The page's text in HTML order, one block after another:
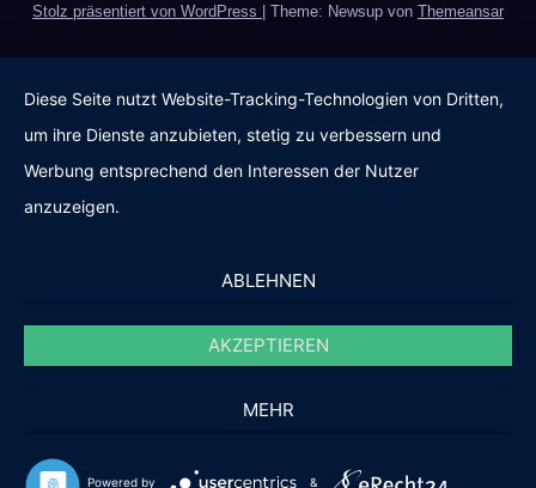
Stolz präsentiert von WordPress Theme: Newsup von Themeansar
Diese Seite nutzt Website-Tracking-Technologien von Dritten,
um ihre Dienste anzubieten, stetig zu verbessern und
Werbung entsprechend den Interessen der Nutzer
anzuzeigen.
ABLEHNEN
AKZEPTIEREN
MEHR
Powered by &